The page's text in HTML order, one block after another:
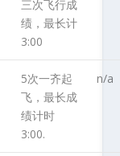
三次飞行成
绩，最长计
3:00
5次一齐起
飞，最长成
绩计时
3:00.
n/a